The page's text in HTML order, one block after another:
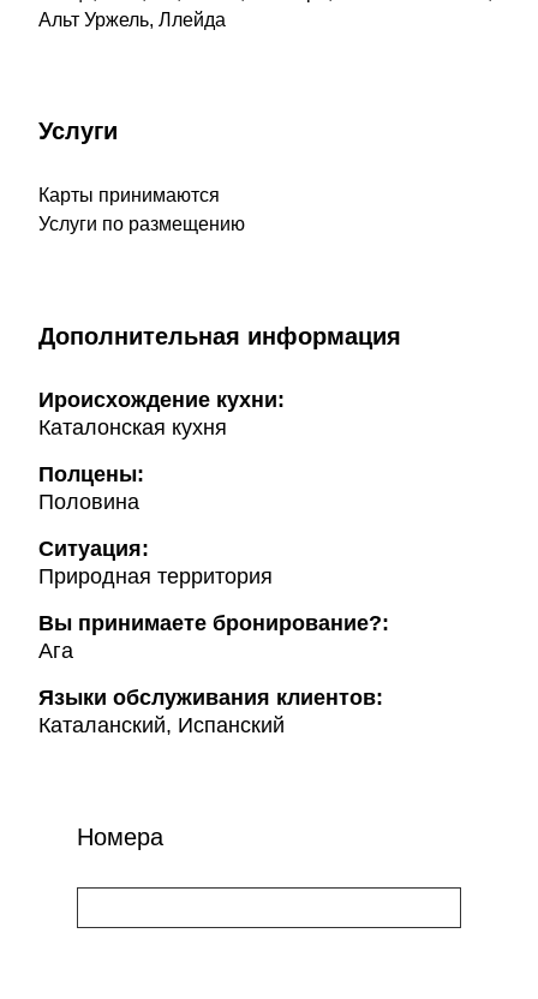
Альт Уржель, Ллейда
Услуги
Карты принимаются
Услуги по размещению
Дополнительная информация
Ироисхождение кухни:
Каталонская кухня
Полцены:
Половина
Ситуация:
Природная территория
Вы принимаете бронирование?:
Ага
Языки обслуживания клиентов:
Каталанский, Испанский
Номера